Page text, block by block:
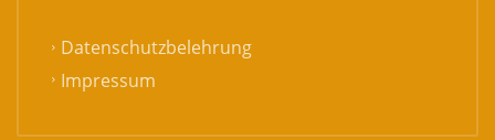
Datenschutzbelehrung
Impressum